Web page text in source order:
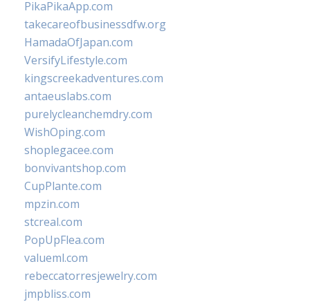
PikaPikaApp.com
takecareofbusinessdfw.org
HamadaOfJapan.com
VersifyLifestyle.com
kingscreekadventures.com
antaeuslabs.com
purelycleanchemdry.com
WishOping.com
shoplegacee.com
bonvivantshop.com
CupPlante.com
mpzin.com
stcreal.com
PopUpFlea.com
valueml.com
rebeccatorresjewelry.com
jmpbliss.com